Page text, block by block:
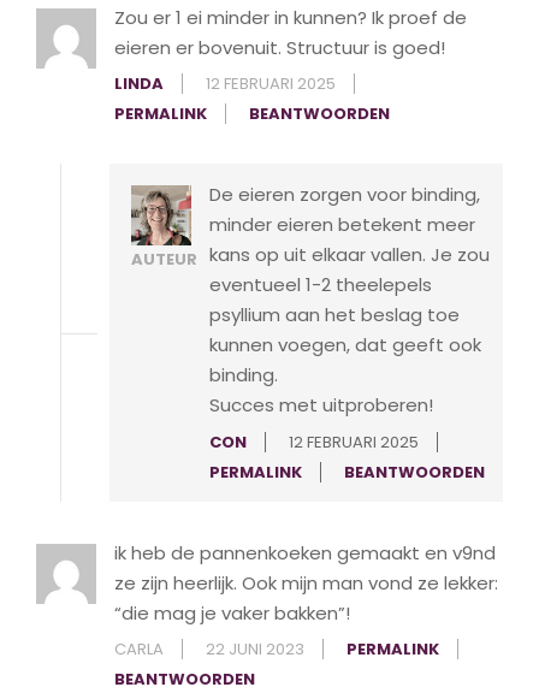
Zou er 1 ei minder in kunnen? Ik proef de
eieren er bovenuit. Structuur is goed!
LINDA
12 FEBRUARI 2025
PERMALINK
BEANTWOORDEN
AUTEUR
De eieren zorgen voor binding,
minder eieren betekent meer
kans op uit elkaar vallen. Je zou
eventueel 1-2 theelepels
psyllium aan het beslag toe
kunnen voegen, dat geeft ook
binding.
Succes met uitproberen!
CON
12 FEBRUARI 2025
PERMALINK
BEANTWOORDEN
ik heb de pannenkoeken gemaakt en v9nd
ze zijn heerlijk. Ook mijn man vond ze lekker:
“die mag je vaker bakken”!
CARLA 22 JUNI 2023
PERMALINK
BEANTWOORDEN